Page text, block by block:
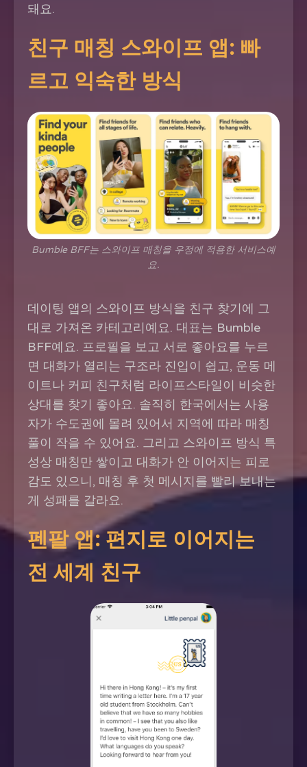
돼요.
친구 매칭 스와이프 앱: 빠
르고 익숙한 방식
Bumble BFF는 스와이프 매칭을 우정에 적용한 서비스예
요.
데이팅 앱의 스와이프 방식을 친구 찾기에 그
대로 가져온 카테고리예요. 대표는 Bumble
BFF예요. 프로필을 보고 서로 좋아요를 누르
면 대화가 열리는 구조라 진입이 쉽고, 운동 메
이트나 커피 친구처럼 라이프스타일이 비슷한
상대를 찾기 좋아요. 솔직히 한국에서는 사용
자가 수도권에 몰려 있어서 지역에 따라 매칭
풀이 작을 수 있어요. 그리고 스와이프 방식 특
성상 매칭만 쌓이고 대화가 안 이어지는 피로
감도 있으니, 매칭 후 첫 메시지를 빨리 보내는
게 성패를 갈라요.
펜팔 앱: 편지로 이어지는
전 세계 친구